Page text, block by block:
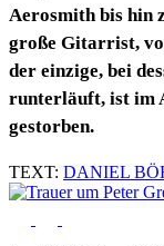
Aerosmith bis hin
große Gitarrist,
der einzige, bei
runterläuft, ist im
gestorben.
TEXT: DANIEL